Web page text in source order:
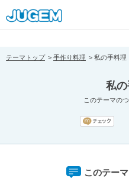
[pear_error:
prefix="" info=""]
テーマトップ 手作り料理 私の手料理
私
このテーマの
このテー